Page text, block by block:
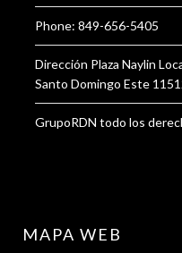
Phone: 849-656-5405
Dirección Plaza Naylin
Santo Domingo Este
GrupoRDN todo los
MAPA WEB